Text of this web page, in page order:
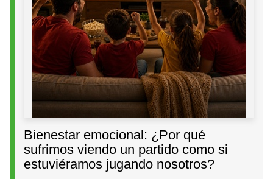
Bienestar emocional: ¿Por qué
sufrimos viendo un partido como si
estuviéramos jugando nosotros?